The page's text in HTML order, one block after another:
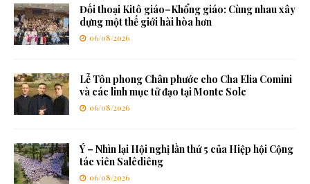
Đối thoại Kitô giáo–Khổng giáo: Cùng nhau xây
dựng một thế giới hài hòa hơn
06/08/2026
Lễ Tôn phong Chân phước cho Cha Elia Comini
và các linh mục tử đạo tại Monte Sole
06/08/2026
Ý – Nhìn lại Hội nghị lần thứ 5 của Hiệp hội Cộng
tác viên Salêdiêng
06/08/2026